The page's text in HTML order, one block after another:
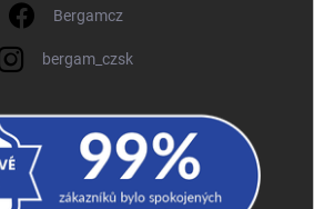
Bergamcz
bergam_czsk